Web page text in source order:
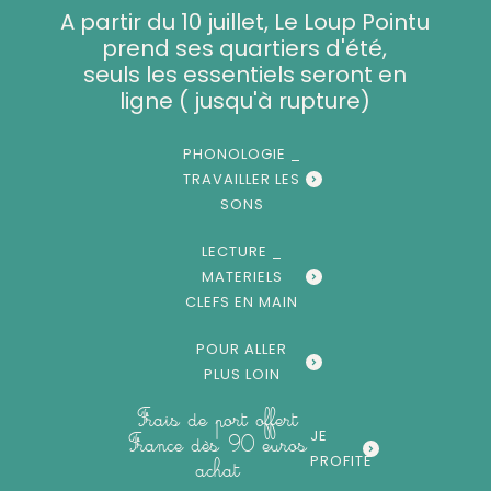
A partir du 10 juillet, Le Loup Pointu
prend ses quartiers d'été,
seuls les essentiels seront en
ligne ( jusqu'à rupture)
PHONOLOGIE _
TRAVAILLER LES
SONS
LECTURE _
MATERIELS
CLEFS EN MAIN
POUR ALLER
PLUS LOIN
Frais de port offert
France dès 90 euros
achat
JE
PROFITE